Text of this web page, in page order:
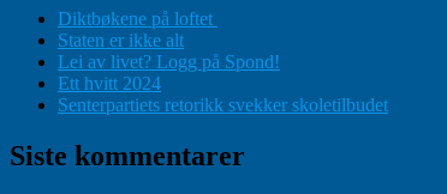
Diktbøkene på loftet
Staten er ikke alt
Lei av livet? Logg på Spond!
Ett hvitt 2024
Senterpartiets retorikk svekker skoletilbudet
Siste kommentarer